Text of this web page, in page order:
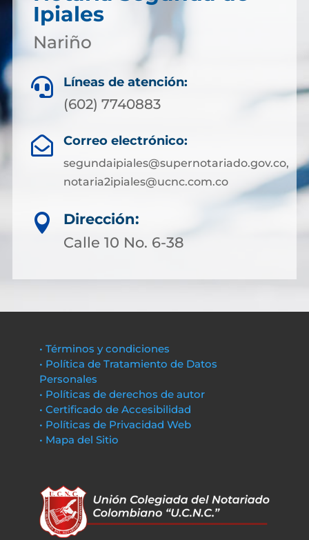
Ipiales
Nariño
 Líneas de atención:
(602) 7740883
 Correo electrónico:
segundaipiales@supernotariado.gov.co,
notaria2ipiales@ucnc.com.co

Dirección:
Calle 10 No. 6-38
• Términos y condiciones
• Política de Tratamiento de Datos
Personales
• Políticas de derechos de autor
• Certificado de Accesibilidad
• Políticas de Privacidad Web
• Mapa del Sitio